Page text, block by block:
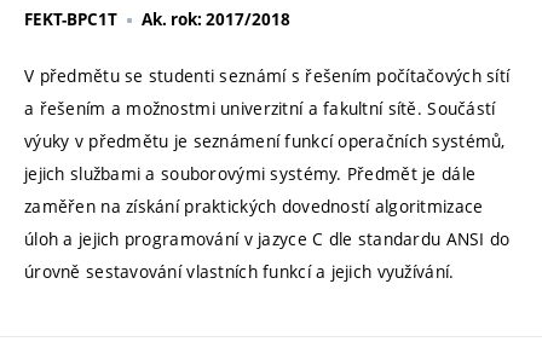
FEKT-BPC1T Ak. rok: 2017/2018
V předmětu se studenti seznámí s řešením počítačových sítí
a řešením a možnostmi univerzitní a fakultní sítě. Součástí
výuky v předmětu je seznámení funkcí operačních systémů,
jejich službami a souborovými systémy. Předmět je dále
zaměřen na získání praktických dovedností algoritmizace
úloh a jejich programování v jazyce C dle standardu ANSI do
úrovně sestavování vlastních funkcí a jejich využívání.